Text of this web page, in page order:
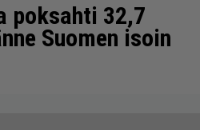
poksahti 32,7
Suomen isoin